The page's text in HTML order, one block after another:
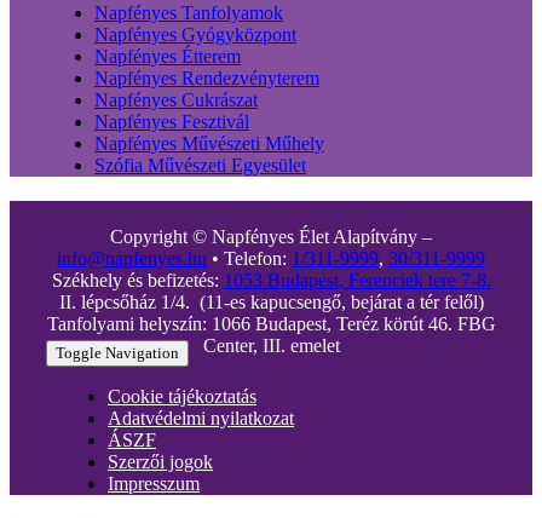
Napfényes Tanfolyamok
Napfényes Gyógyközpont
Napfényes Étterem
Napfényes Rendezvényterem
Napfényes Cukrászat
Napfényes Fesztivál
Napfényes Művészeti Műhely
Szófia Művészeti Egyesület
Copyright © Napfényes Élet Alapítvány –
info@napfenyes.hu • Telefon: 1/311-9999, 30/311-9999
Székhely és befizetés: 1053 Budapest, Ferenciek tere 7-8.
II. lépcsőház 1/4. (11-es kapucsengő, bejárat a tér felől)
Tanfolyami helyszín: 1066 Budapest, Teréz körút 46. FBG
Center, III. emelet
Toggle Navigation
Cookie tájékoztatás
Adatvédelmi nyilatkozat
ÁSZF
Szerzői jogok
Impresszum